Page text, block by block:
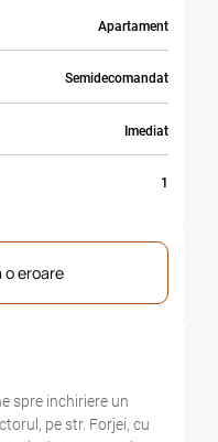
Apartament
Semidecomandat
Imediat
1
eroare
spre inchiriere un
pe str. Forjei, cu